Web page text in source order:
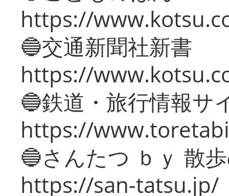
https://
🔵交通新聞社新書
https://
🔵鉄道・旅行情報サ
https://
🔵さんたつ ｂｙ 散
https://san-tatsu.jp/